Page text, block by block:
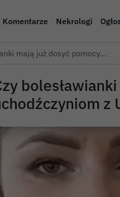
Komentarze Nekrologi
mają już dosyć pomocy…
z